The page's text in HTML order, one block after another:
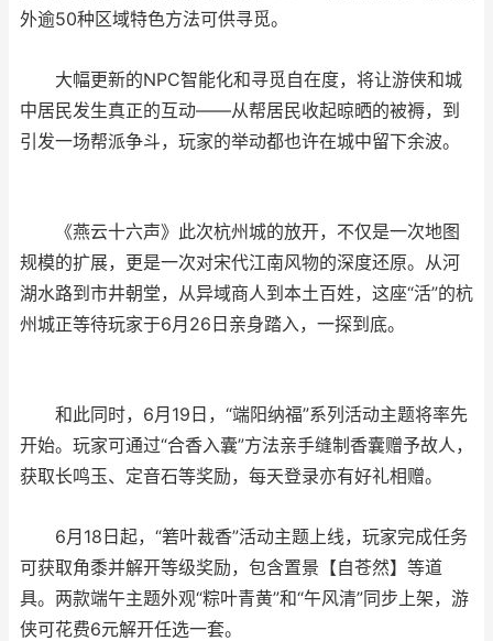
外逾50种区域特色方法可供寻觅。
大幅更新的NPC智能化和寻觅自在度，将让游侠和城
中居民发生真正的互动——从帮居民收起晾晒的被褥，到
引发一场帮派争斗，玩家的举动都也许在城中留下余波。
《燕云十六声》此次杭州城的放开，不仅是一次地图
规模的扩展，更是一次对宋代江南风物的深度还原。从河
湖水路到市井朝堂，从异域商人到本土百姓，这座“活”的杭
州城正等待玩家于6月26日亲身踏入，一探到底。
和此同时，6月19日，“端阳纳福”系列活动主题将率先
开始。玩家可通过“合香入囊”方法亲手缝制香囊赠予故人，
获取长鸣玉、定音石等奖励，每天登录亦有好礼相赠。
6月18日起，“箬叶裁香”活动主题上线，玩家完成任务
可获取角黍并解开等级奖励，包含置景【自苍然】等道
具。两款端午主题外观“粽叶青黄”和“午风清”同步上架，游
侠可花费6元解开任选一套。